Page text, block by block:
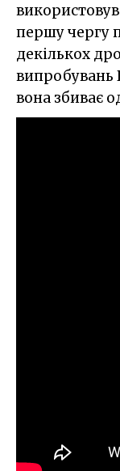
першу чергу
декількох
випробувань
вона збиває